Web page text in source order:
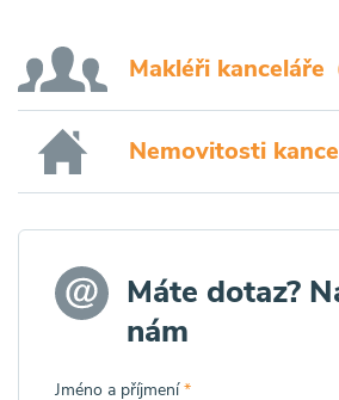
Makléři kanceláře
Nemovitosti
Máte dotaz?
nám
Jméno a příjmení*